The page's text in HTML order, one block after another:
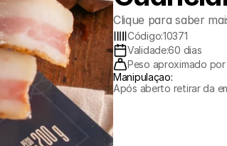
Clique para saber
Código:10371
Validade:60 dias
Peso aproximado por
Manipulaçao:
Após aberto retirar da